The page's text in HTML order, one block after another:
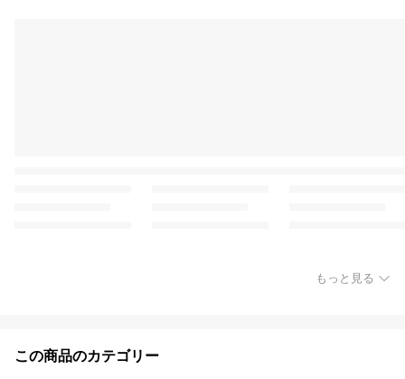
もっと見る
この商品のカテゴリー